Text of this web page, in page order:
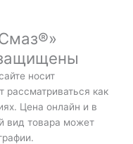
носит
рассматриваться как
Цена онлайн и в
вид товара может